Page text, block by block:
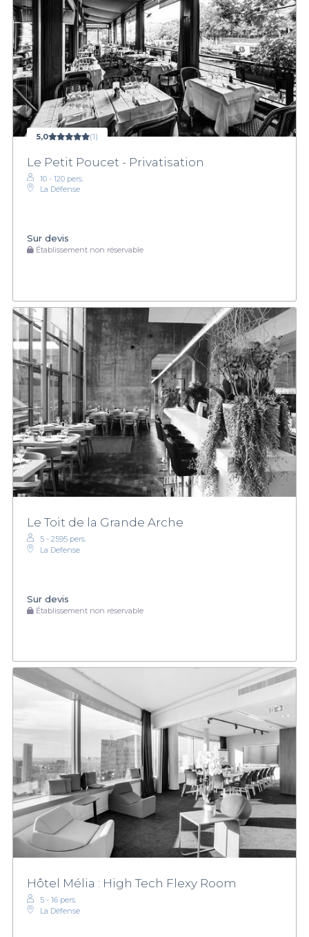
5,0 (1)
Le Petit Poucet - Privatisation
10 - 120 pers.
La Défense
Sur devis
Établissement non réservable
Le Toit de la Grande Arche
5 - 2595 pers.
La Defense
Sur devis
Établissement non réservable
Hôtel Mélia : High Tech Flexy Room
5 - 16 pers.
La Défense